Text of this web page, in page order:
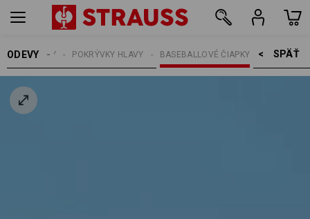
ODEVY SPÄŤ    >
BASEBALLOVÉ ČIAPKY
POKRÝVKY HLAVY
DOPLNKY